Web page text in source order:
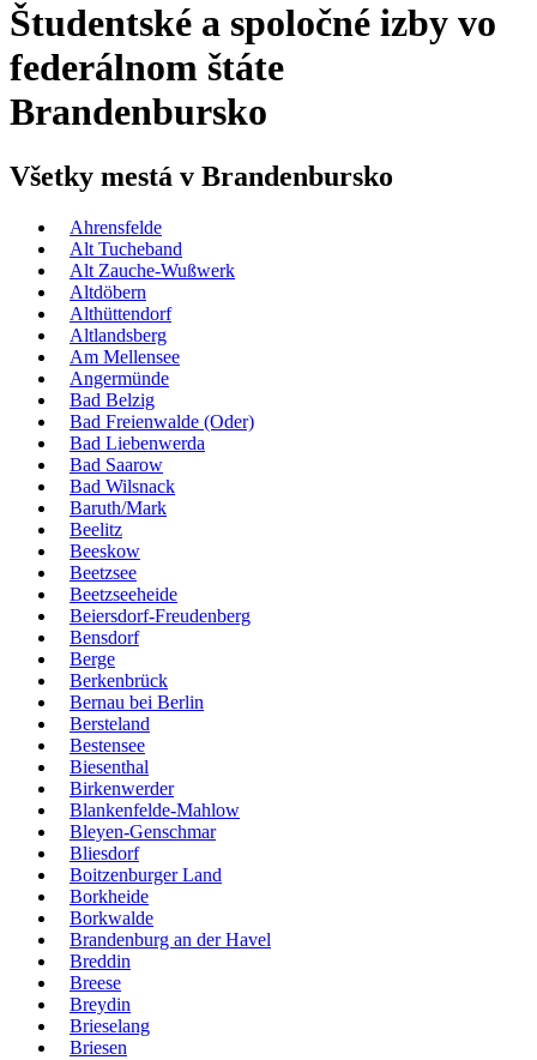
Študentské a spoločné izby vo
federálnom štáte
Brandenbursko
Všetky mestá v Brandenbursko
Ahrensfelde
Alt Tucheband
Alt Zauche-Wußwerk
Altdöbern
Althüttendorf
Altlandsberg
Am Mellensee
Angermünde
Bad Belzig
Bad Freienwalde (Oder)
Bad Liebenwerda
Bad Saarow
Bad Wilsnack
Baruth/Mark
Beelitz
Beeskow
Beetzsee
Beetzseeheide
Beiersdorf-Freudenberg
Bensdorf
Berge
Berkenbrück
Bernau bei Berlin
Bersteland
Bestensee
Biesenthal
Birkenwerder
Blankenfelde-Mahlow
Bleyen-Genschmar
Bliesdorf
Boitzenburger Land
Borkheide
Borkwalde
Brandenburg an der Havel
Breddin
Breese
Breydin
Brieselang
Briesen